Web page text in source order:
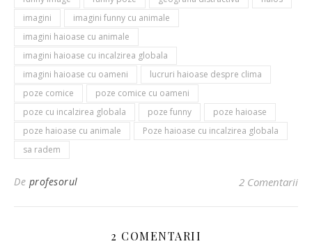
imagini
imagini funny cu animale
imagini haioase cu animale
imagini haioase cu incalzirea globala
imagini haioase cu oameni
lucruri haioase despre clima
poze comice
poze comice cu oameni
poze cu incalzirea globala
poze funny
poze haioase
poze haioase cu animale
Poze haioase cu incalzirea globala
sa radem
De profesorul 2 Comentarii
2 COMENTARII